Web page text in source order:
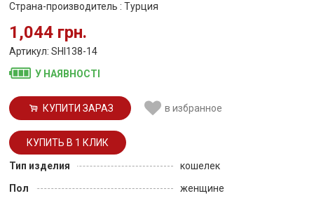
Страна-производитель : Турция
1,044 грн.
Артикул: SHI138-14
У НАЯВНОСТІ
КУПИТИ ЗАРАЗ в избранное
Тип изделия
кошелек
Пол
женщине